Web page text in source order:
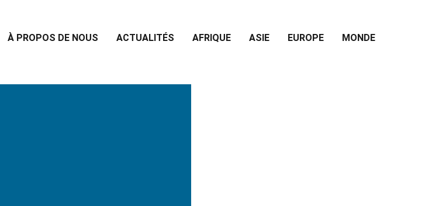
À PROPOS DE NOUS ACTUALITÉS AFRIQUE ASIE EUROPE MONDE